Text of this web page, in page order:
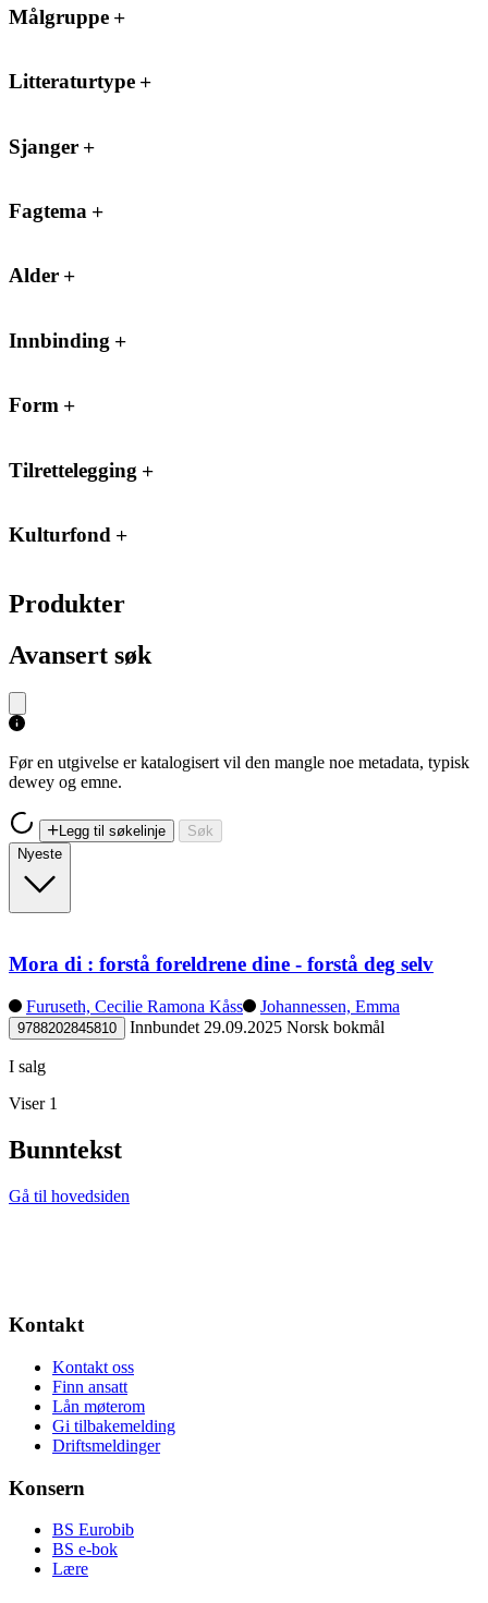
Målgruppe
Litteraturtype
Sjanger
Fagtema
Alder
Innbinding
Form
Tilrettelegging
Kulturfond
Produkter
Avansert søk
Før en utgivelse er katalogisert vil den mangle noe metadata, typisk
dewey og emne.
Legg til søkelinje
Søk
Nyeste
Mora di : forstå foreldrene dine - forstå deg selv
Furuseth, Cecilie Ramona Kåss Johannessen, Emma
9788202845810 Innbundet 29.09.2025 Norsk bokmål
I salg
Viser 1
Bunntekst
Gå til hovedsiden
Kontakt
Kontakt oss
Finn ansatt
Lån møterom
Gi tilbakemelding
Driftsmeldinger
Konsern
BS Eurobib
BS e-bok
Lære